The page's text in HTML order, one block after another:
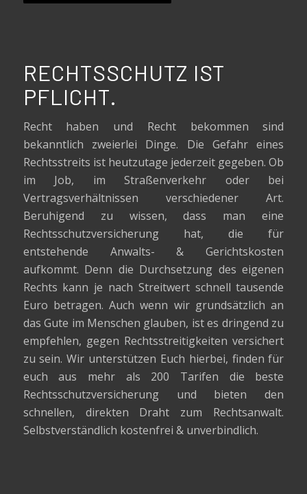
RECHTSSCHUTZ IST
PFLICHT.
Recht haben und Recht bekommen sind
bekanntlich zweierlei Dinge. Die Gefahr eines
Rechtsstreits ist heutzutage jederzeit gegeben. Ob
im Job, im Straßenverkehr oder bei
Vertragsverhältnissen verschiedener Art.
Beruhigend zu wissen, dass man eine
Rechtsschutzversicherung hat, die für
entstehende Anwalts- & Gerichtskosten
aufkommt. Denn die Durchsetzung des eigenen
Rechts kann je nach Streitwert schnell tausende
Euro betragen. Auch wenn wir grundsätzlich an
das Gute im Menschen glauben, ist es dringend zu
empfehlen, gegen Rechtsstreitigkeiten versichert
zu sein. Wir unterstützen Euch hierbei, finden für
euch aus mehr als 200 Tarifen die beste
Rechtsschutzversicherung und bieten den
schnellen, direkten Draht zum Rechtsanwalt.
Selbstverständlich kostenfrei & unverbindlich.